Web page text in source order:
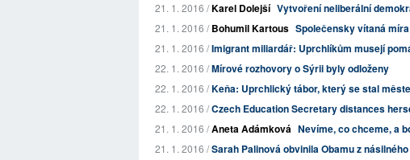
21. 1. 2016 /Karel Dolejší Vytvoření neliberální
21. 1. 2016 /Bohumil Kartous Společensky vítaná
21. 1. 2016 /Imigrant miliardář: Uprchlíkům musejí
22. 1. 2016 /Mírové rozhovory o Sýrii byly odloženy
22. 1. 2016 /Keňa: Uprchlický tábor, který se stal
22. 1. 2016 /Czech Education Secretary distances
21. 1. 2016 /Aneta Adámková Nevíme, co chceme, a
21. 1. 2016 /Sarah Palinová obvinila Obamu z